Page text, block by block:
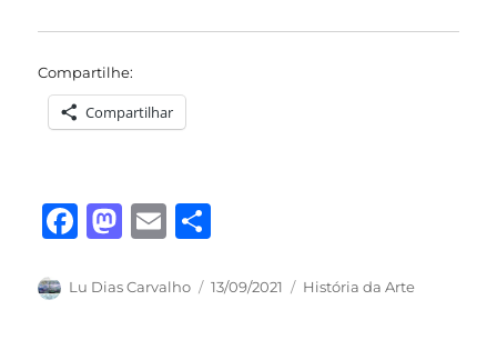
Compartilhe:
Compartilhar
F
c
M
st
E
ai a
Autor
Lu Dias Carvalho
Publicado
13/09/2021 Categorias
História da Arte